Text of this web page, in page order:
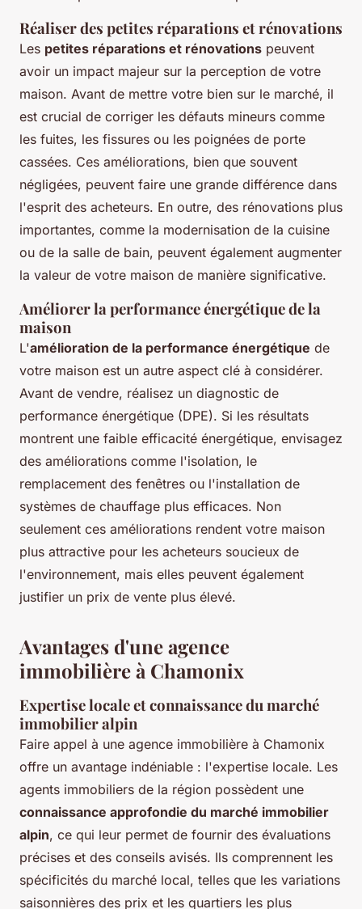
Réaliser des petites réparations et rénovations
Les petites réparations et rénovations peuvent
avoir un impact majeur sur la perception de votre
maison. Avant de mettre votre bien sur le marché, il
est crucial de corriger les défauts mineurs comme
les fuites, les fissures ou les poignées de porte
cassées. Ces améliorations, bien que souvent
négligées, peuvent faire une grande différence dans
l'esprit des acheteurs. En outre, des rénovations plus
importantes, comme la modernisation de la cuisine
ou de la salle de bain, peuvent également augmenter
la valeur de votre maison de manière significative.
Améliorer la performance énergétique de la
maison
L'amélioration de la performance énergétique de
votre maison est un autre aspect clé à considérer.
Avant de vendre, réalisez un diagnostic de
performance énergétique (DPE). Si les résultats
montrent une faible efficacité énergétique, envisagez
des améliorations comme l'isolation, le
remplacement des fenêtres ou l'installation de
systèmes de chauffage plus efficaces. Non
seulement ces améliorations rendent votre maison
plus attractive pour les acheteurs soucieux de
l'environnement, mais elles peuvent également
justifier un prix de vente plus élevé.
Avantages d'une agence
immobilière à Chamonix
Expertise locale et connaissance du marché
immobilier alpin
Faire appel à une agence immobilière à Chamonix
offre un avantage indéniable : l'expertise locale. Les
agents immobiliers de la région possèdent une
connaissance approfondie du marché immobilier
alpin, ce qui leur permet de fournir des évaluations
précises et des conseils avisés. Ils comprennent les
spécificités du marché local, telles que les variations
saisonnières des prix et les quartiers les plus